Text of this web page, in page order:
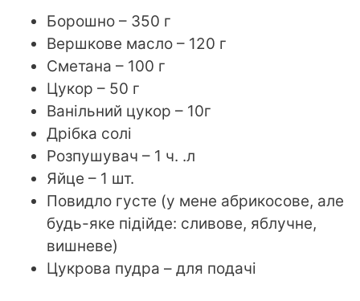
Борошно – 350 г
Вершкове масло – 120 г
Сметана – 100 г
Цукор – 50 г
Ванільний цукор – 10г
Дрібка солі
Розпушувач – 1 ч. .л
Яйце – 1 шт.
Повидло густе (у мене абрикосове, але
будь-яке підійде: сливове, яблучне,
вишневе)
Цукрова пудра – для подачі